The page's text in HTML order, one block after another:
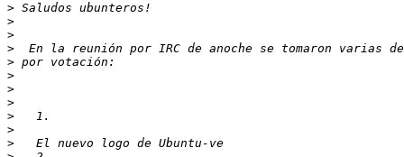
>
>
>
>
>
>
>
>
>
>
>